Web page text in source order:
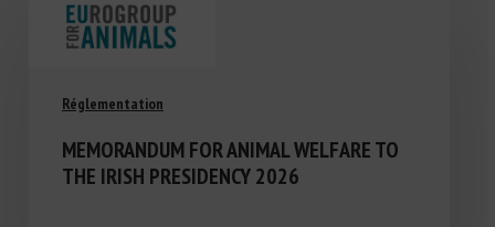
Réglementation
MEMORANDUM FOR ANIMAL WELFARE TO
THE IRISH PRESIDENCY 2026